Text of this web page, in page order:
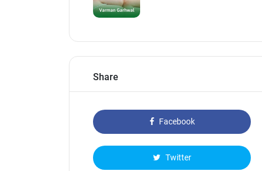
Share
Facebook
Twitter